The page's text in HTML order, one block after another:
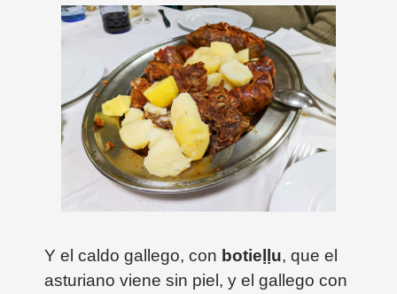
Y el caldo gallego, con botieḷḷu, que el
asturiano viene sin piel, y el gallego con